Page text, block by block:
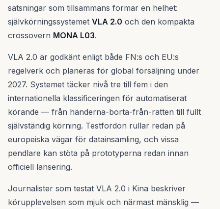
satsningar som tillsammans formar en helhet:
självkörningssystemet VLA 2.0 och den kompakta
crossovern MONA L03.
VLA 2.0 är godkänt enligt både FN:s och EU:s
regelverk och planeras för global försäljning under
2027. Systemet täcker nivå tre till fem i den
internationella klassificeringen för automatiserat
körande — från händerna-borta-från-ratten till fullt
självständig körning. Testfordon rullar redan på
europeiska vägar för datainsamling, och vissa
pendlare kan stöta på prototyperna redan innan
officiell lansering.
Journalister som testat VLA 2.0 i Kina beskriver
körupplevelsen som mjuk och närmast mänsklig —